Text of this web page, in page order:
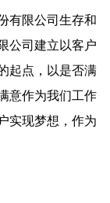
有限公司生存和
公司建立以客户
起点，以是否满
意作为我们工作
实现梦想，作为